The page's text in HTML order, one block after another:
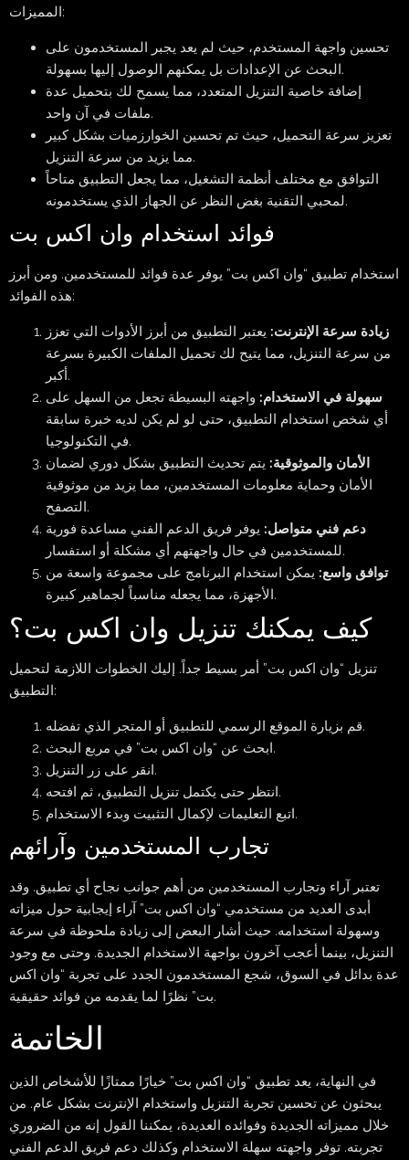
المميزات:
تحسين واجهة المستخدم، حيث لم يعد يجبر المستخدمون على
البحث عن الإعدادات بل يمكنهم الوصول إليها بسهولة.
إضافة خاصية التنزيل المتعدد، مما يسمح لك بتحميل عدة
ملفات في آن واحد.
تعزيز سرعة التحميل، حيث تم تحسين الخوارزميات بشكل كبير
مما يزيد من سرعة التنزيل.
التوافق مع مختلف أنظمة التشغيل، مما يجعل التطبيق متاحاً
لمحبي التقنية بغض النظر عن الجهاز الذي يستخدمونه.
فوائد استخدام وان اكس بت
استخدام تطبيق “وان اكس بت” يوفر عدة فوائد للمستخدمين. ومن أبرز
هذه الفوائد:
زيادة سرعة الإنترنت: يعتبر التطبيق من أبرز الأدوات التي تعزز
من سرعة التنزيل، مما يتيح لك تحميل الملفات الكبيرة بسرعة
أكبر.
سهولة في الاستخدام: واجهته البسيطة تجعل من السهل على
أي شخص استخدام التطبيق، حتى لو لم يكن لديه خبرة سابقة
في التكنولوجيا.
الأمان والموثوقية: يتم تحديث التطبيق بشكل دوري لضمان
الأمان وحماية معلومات المستخدمين، مما يزيد من موثوقية
التصفح.
دعم فني متواصل: يوفر فريق الدعم الفني مساعدة فورية
للمستخدمين في حال واجهتهم أي مشكلة أو استفسار.
توافق واسع: يمكن استخدام البرنامج على مجموعة واسعة من
الأجهزة، مما يجعله مناسباً لجماهير كبيرة.
كيف يمكنك تنزيل وان اكس بت؟
تنزيل “وان اكس بت” أمر بسيط جداً. إليك الخطوات اللازمة لتحميل
التطبيق:
قم بزيارة الموقع الرسمي للتطبيق أو المتجر الذي تفضله.
ابحث عن “وان اكس بت” في مربع البحث.
انقر على زر التنزيل.
انتظر حتى يكتمل تنزيل التطبيق، ثم افتحه.
اتبع التعليمات لإكمال التثبيت وبدء الاستخدام.
تجارب المستخدمين وآرائهم
تعتبر آراء وتجارب المستخدمين من أهم جوانب نجاح أي تطبيق. وقد
أبدى العديد من مستخدمي “وان اكس بت” آراء إيجابية حول ميزاته
وسهولة استخدامه. حيث أشار البعض إلى زيادة ملحوظة في سرعة
التنزيل، بينما أعجب آخرون بواجهة الاستخدام الجديدة. وحتى مع وجود
عدة بدائل في السوق، شجع المستخدمون الجدد على تجربة “وان اكس
بت” نظرًا لما يقدمه من فوائد حقيقية.
الخاتمة
في النهاية، يعد تطبيق “وان اكس بت” خيارًا ممتازًا للأشخاص الذين
يبحثون عن تحسين تجربة التنزيل واستخدام الإنترنت بشكل عام. من
خلال مميزاته الجديدة وفوائده العديدة، يمكننا القول إنه من الضروري
تجربته. توفر واجهته سهلة الاستخدام وكذلك دعم فريق الدعم الفني